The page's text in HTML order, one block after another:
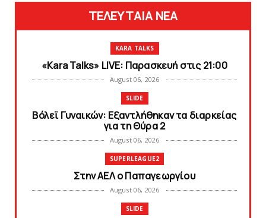
ΤΕΛΕΥΤΑΙΑ ΝΕΑ
KARA TALKS
«Kara Talks» LIVE: Παρασκευή στις 21:00
August 06, 2026
SLIDE
Bόλεϊ Γυναικών: Εξαντλήθηκαν τα διαρκείας
για τη Θύρα 2
August 06, 2026
SUPERLEAGUE2
Στην AEΛ ο Παπαγεωργίου
August 06, 2026
SLIDE